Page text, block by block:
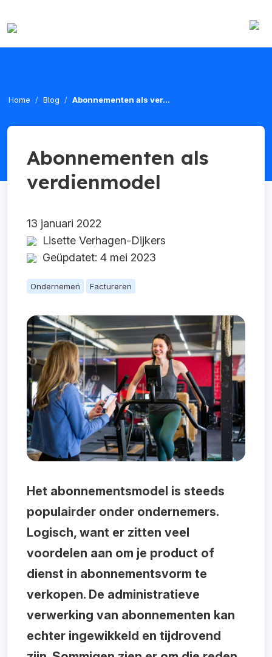
Home Blog Abonnementen als ver...
Abonnementen als
verdienmodel
13 januari 2022
Lisette Verhagen-Dijkers
Geüpdatet: 4 mei 2023
Ondernemen Factureren
Het abonnementsmodel is steeds
populairder onder ondernemers.
Logisch, want er zitten veel
voordelen aan om je product of
dienst in abonnementsvorm te
verkopen. De administratieve
verwerking van abonnementen kan
echter ingewikkeld en tijdrovend